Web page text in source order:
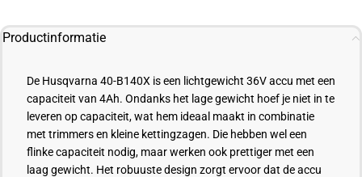
Productinformatie
De Husqvarna 40-B140X is een lichtgewicht 36V accu met een
capaciteit van 4Ah. Ondanks het lage gewicht hoef je niet in te
leveren op capaciteit, wat hem ideaal maakt in combinatie
met trimmers en kleine kettingzagen. Die hebben wel een
flinke capaciteit nodig, maar werken ook prettiger met een
laag gewicht. Het robuuste design zorgt ervoor dat de accu